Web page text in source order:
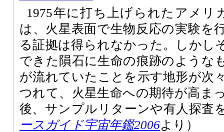
1975年に打ち上げられたアメリ
は、火星表面で生物反応の実験を
る証拠は得られなかった。しかし
できた隕石に生命の痕跡のような
が流れていたことを示す地形が次
つれて、火星生命への期待が高ま
後、サンプルリターンや有人探査
ースガイド宇宙年鑑2006より）